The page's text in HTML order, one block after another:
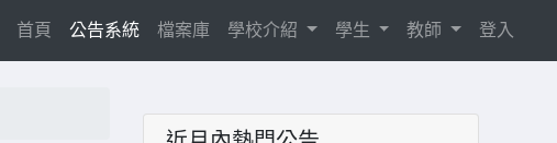
首頁(current)
公告系統 檔案庫 學校介紹 學生 教師 登入